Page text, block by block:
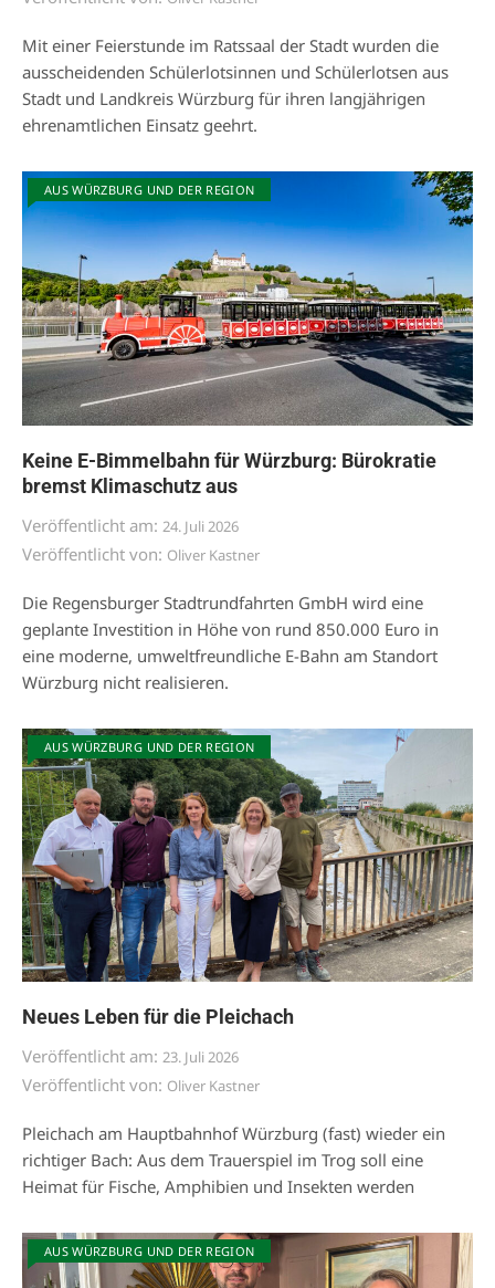
Mit einer Feierstunde im Ratssaal der Stadt wurden die
ausscheidenden Schülerlotsinnen und Schülerlotsen aus
Stadt und Landkreis Würzburg für ihren langjährigen
ehrenamtlichen Einsatz geehrt.
AUS WÜRZBURG UND DER REGION
Keine E-Bimmelbahn für Würzburg: Bürokratie
bremst Klimaschutz aus
Veröffentlicht am: 24. Juli 2026
Veröffentlicht von: Oliver Kastner
Die Regensburger Stadtrundfahrten GmbH wird eine
geplante Investition in Höhe von rund 850.000 Euro in
eine moderne, umweltfreundliche E-Bahn am Standort
Würzburg nicht realisieren.
AUS WÜRZBURG UND DER REGION
Neues Leben für die Pleichach
Veröffentlicht am: 23. Juli 2026
Veröffentlicht von: Oliver Kastner
Pleichach am Hauptbahnhof Würzburg (fast) wieder ein
richtiger Bach: Aus dem Trauerspiel im Trog soll eine
Heimat für Fische, Amphibien und Insekten werden
AUS WÜRZBURG UND DER REGION